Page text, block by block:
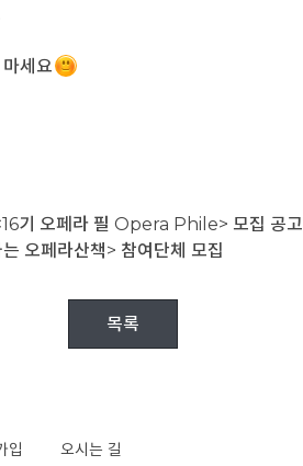
세요
기 오페라 필 Opera Phile> 모집 공고
오페라산책> 참여단체 모집
목록
입 오시는 길